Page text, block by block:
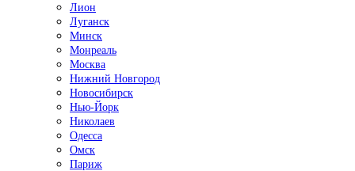
Лион
Луганск
Минск
Монреаль
Москва
Нижний Новгород
Новосибирск
Нью-Йорк
Николаев
Одесса
Омск
Париж